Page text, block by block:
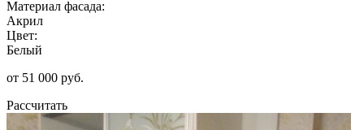
Материал фасада:
Акрил
Цвет:
Белый
от 51 000 руб.
Рассчитать